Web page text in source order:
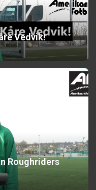
Vedvik!
Roughriders